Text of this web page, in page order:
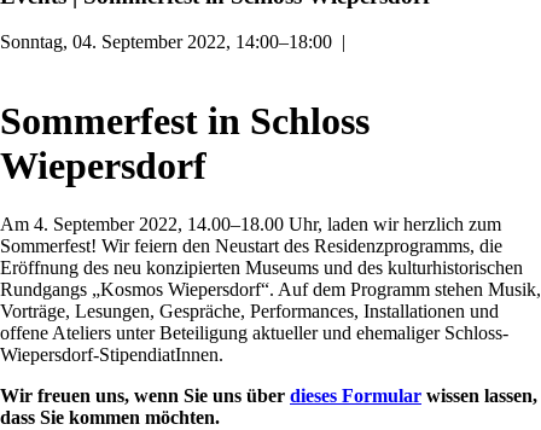
Sonntag, 04. September 2022, 14:00–18:00 |
Sommerfest in Schloss
Wiepersdorf
Am 4. September 2022, 14.00–18.00 Uhr, laden wir herzlich zum
Sommerfest! Wir feiern den Neustart des Residenzprogramms, die
Eröffnung des neu konzipierten Museums und des kulturhistorischen
Rundgangs „Kosmos Wiepersdorf“. Auf dem Programm stehen Musik,
Vorträge, Lesungen, Gespräche, Performances, Installationen und
offene Ateliers unter Beteiligung aktueller und ehemaliger Schloss-
Wiepersdorf-StipendiatInnen.
Wir freuen uns, wenn Sie uns über dieses Formular wissen lassen,
dass Sie kommen möchten.